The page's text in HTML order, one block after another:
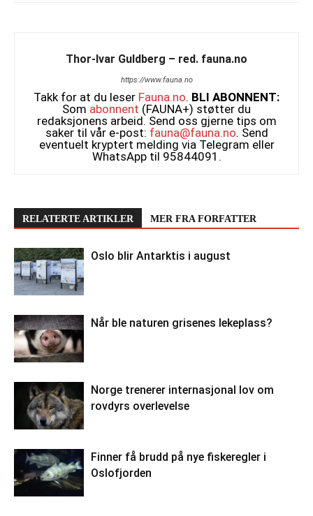
Thor-Ivar Guldberg – red. fauna.no
https://www.fauna.no
Takk for at du leser Fauna.no. BLI ABONNENT:
Som abonnent (FAUNA+) støtter du
redaksjonens arbeid. Send oss gjerne tips om
saker til vår e-post: fauna@fauna.no. Send
eventuelt kryptert melding via Telegram eller
WhatsApp til 95844091.
RELATERTE ARTIKLER MER FRA FORFATTER
Oslo blir Antarktis i august
Når ble naturen grisenes lekeplass?
Norge trenerer internasjonal lov om
rovdyrs overlevelse
Finner få brudd på nye fiskeregler i
Oslofjorden